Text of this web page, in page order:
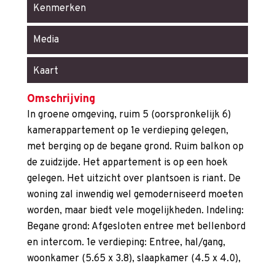
Kenmerken
Media
Kaart
Omschrijving
In groene omgeving, ruim 5 (oorspronkelijk 6)
kamerappartement op 1e verdieping gelegen,
met berging op de begane grond. Ruim balkon op
de zuidzijde. Het appartement is op een hoek
gelegen. Het uitzicht over plantsoen is riant. De
woning zal inwendig wel gemoderniseerd moeten
worden, maar biedt vele mogelijkheden. Indeling:
Begane grond: Afgesloten entree met bellenbord
en intercom. 1e verdieping: Entree, hal/gang,
woonkamer (5.65 x 3.8), slaapkamer (4.5 x 4.0),